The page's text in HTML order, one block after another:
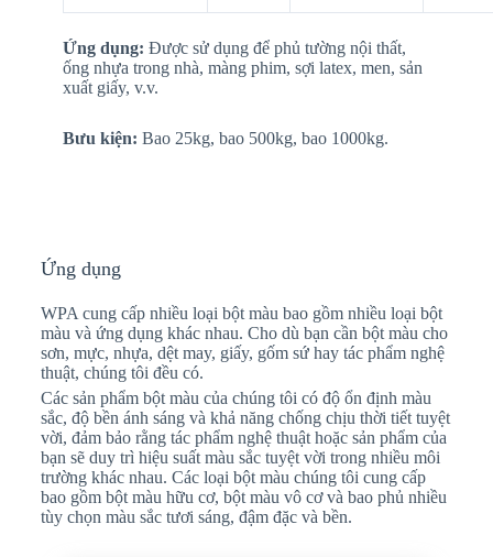
Ứng dụng: Được sử dụng để phủ tường nội thất,
ống nhựa trong nhà, màng phim, sợi latex, men, sản
xuất giấy, v.v.
Bưu kiện: Bao 25kg, bao 500kg, bao 1000kg.
Ứng dụng
WPA cung cấp nhiều loại bột màu bao gồm nhiều loại bột
màu và ứng dụng khác nhau. Cho dù bạn cần bột màu cho
sơn, mực, nhựa, dệt may, giấy, gốm sứ hay tác phẩm nghệ
thuật, chúng tôi đều có.
Các sản phẩm bột màu của chúng tôi có độ ổn định màu
sắc, độ bền ánh sáng và khả năng chống chịu thời tiết tuyệt
vời, đảm bảo rằng tác phẩm nghệ thuật hoặc sản phẩm của
bạn sẽ duy trì hiệu suất màu sắc tuyệt vời trong nhiều môi
trường khác nhau. Các loại bột màu chúng tôi cung cấp
bao gồm bột màu hữu cơ, bột màu vô cơ và bao phủ nhiều
tùy chọn màu sắc tươi sáng, đậm đặc và bền.